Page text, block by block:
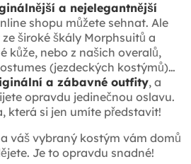
a nejelegantnější
shopu můžete sehnat. Ale
široké škály Morphsuitů a
kůže, nebo z našich overalů,
(jezdeckých kostýmů)…
a zábavné outfity, a
opravdu jedinečnou oslavu.
která si jen umíte představit!
váš vybraný kostým vám domů
Je to opravdu snadné!